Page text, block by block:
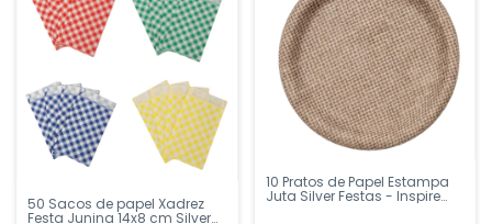
50 Sacos de papel Xadrez
Festa Junina 14x8 cm Silver
10 Pratos de Papel Estampa
Juta Silver Festas - Inspire